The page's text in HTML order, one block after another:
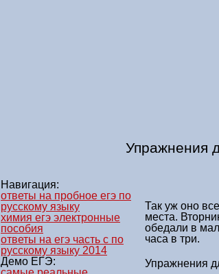
Упражнения
Навигация:
ответы на пробное егэ по
русскому языку
химия егэ электронные
пособия
ответы на егэ часть с по
русскому языку 2014
Демо ЕГЭ:
Так уж оно
места.
обедали в
часа в три.
Упражнения